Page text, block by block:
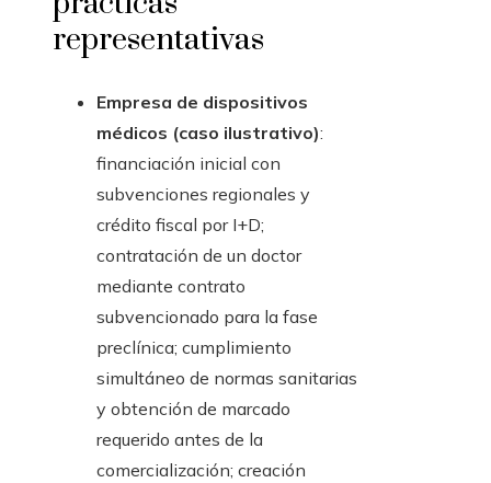
representativas
Empresa de dispositivos
médicos (caso ilustrativo):
financiación inicial con
subvenciones regionales y
crédito fiscal por I+D;
contratación de un doctor
mediante contrato
subvencionado para la fase
preclínica; cumplimiento
simultáneo de normas sanitarias
y obtención de marcado
requerido antes de la
comercialización; creación